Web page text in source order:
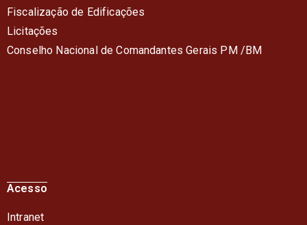
Fiscalização de Edificações
Licitações
Conselho Nacional de Comandantes Gerais PM /BM
Acesso
Intranet